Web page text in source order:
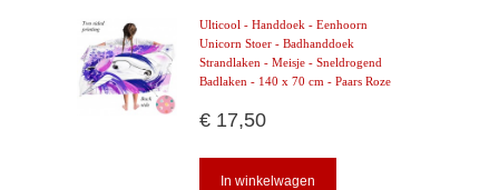
Ulticool - Handdoek - Eenhoorn
Unicorn Stoer - Badhanddoek
Strandlaken - Meisje - Sneldrogend
Badlaken - 140 x 70 cm - Paars Roze
€ 17,50
In winkelwagen